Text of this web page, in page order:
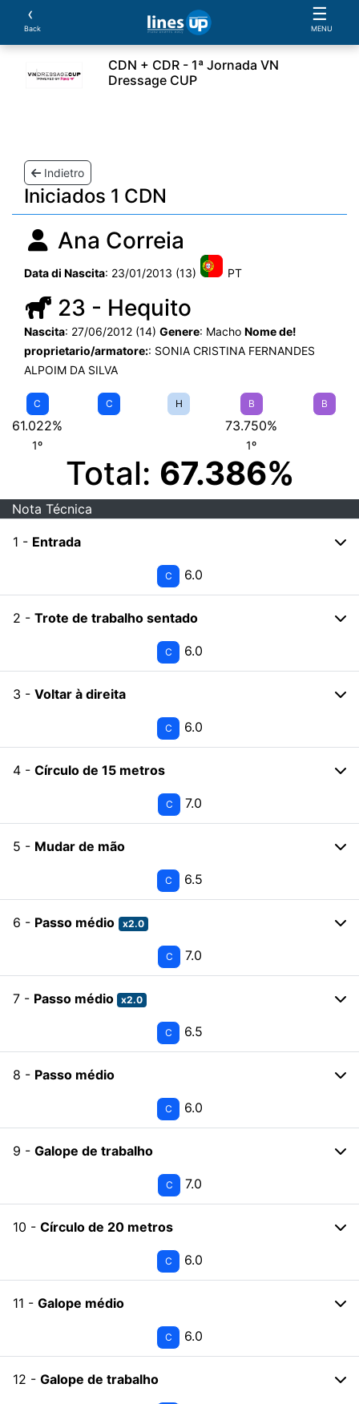
‹
Back
☰
MENU
CDN + CDR - 1ª Jornada VN
Dressage CUP
Indietro
Iniciados 1 CDN
Ana Correia
Data di Nascita: 23/01/2013 (13) PT
23 - Hequito
Nascita: 27/06/2012 (14) Genere: Macho Nome de!
proprietario/armatore:: SONIA CRISTINA FERNANDES
ALPOIM DA SILVA
C
61.022%
1º
C H B
73.750%
1º
B
Total: 67.386%
Nota Técnica
1 - Entrada
C 6.0
2 - Trote de trabalho sentado
C 6.0
3 - Voltar à direita
C 6.0
4 - Círculo de 15 metros
C 7.0
5 - Mudar de mão
C 6.5
6 - Passo médio x2.0
C 7.0
7 - Passo médio x2.0
C 6.5
8 - Passo médio
C 6.0
9 - Galope de trabalho
C 7.0
10 - Círculo de 20 metros
C 6.0
11 - Galope médio
C 6.0
12 - Galope de trabalho